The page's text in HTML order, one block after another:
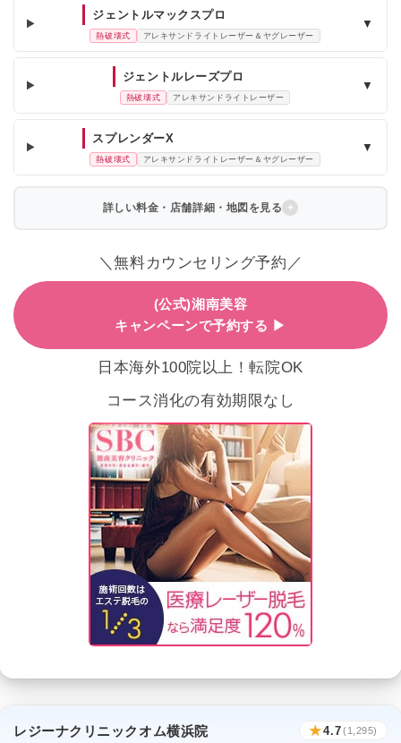
ジェントルマックスプロ
熱破壊式 アレキサンドライトレーザー＆ヤグレーザー
▼
ジェントルレーズプロ
熱破壊式 アレキサンドライトレーザー
▼
スプレンダーX
熱破壊式 アレキサンドライトレーザー＆ヤグレーザー
▼
詳しい料金・店舗詳細・地図を見る
＼無料カウンセリング予約／
(公式)湘南美容
キャンペーンで予約する ▶
日本海外100院以上！転院OK
コース消化の有効期限なし
レジーナクリニックオム横浜院 ★4.7(1,295)